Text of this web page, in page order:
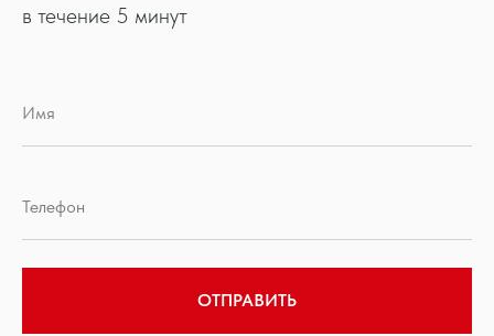
в течение 5 минут
ОТПРАВИТЬ